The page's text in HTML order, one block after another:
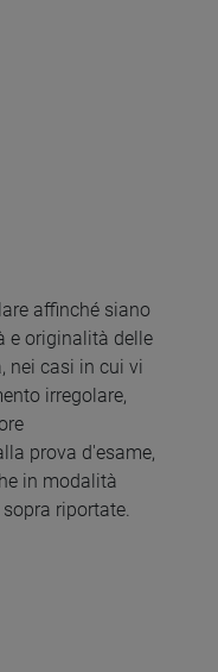
affinché siano
e originalità delle
nei casi in cui vi
irregolare,
prova d'esame,
in modalità
riportate.